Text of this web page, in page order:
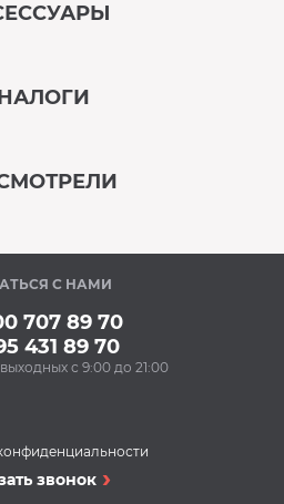
BN-175
панель DE
В наличии
С НАМИ
707 89 70
431 89 70
с 9:00 до 21:00
звонок